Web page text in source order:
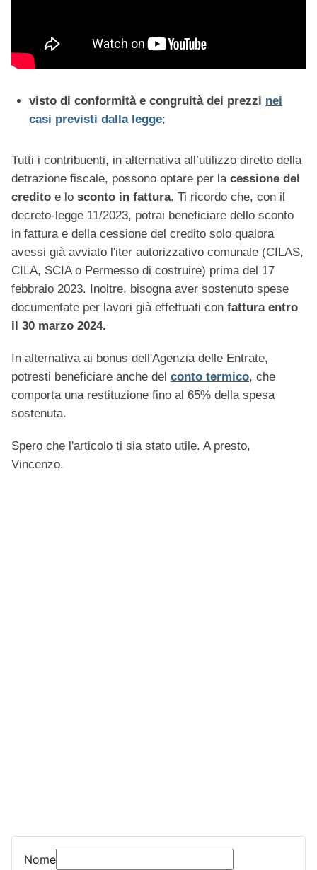
visto di conformità e congruità dei prezzi nei
casi previsti dalla legge;
Tutti i contribuenti, in alternativa all’utilizzo diretto della
detrazione fiscale, possono optare per la cessione del
credito e lo sconto in fattura. Ti ricordo che, con il
decreto-legge 11/2023, potrai beneficiare dello sconto
in fattura e della cessione del credito solo qualora
avessi già avviato l'iter autorizzativo comunale (CILAS,
CILA, SCIA o Permesso di costruire) prima del 17
febbraio 2023. Inoltre, bisogna aver sostenuto spese
documentate per lavori già effettuati con fattura entro
il 30 marzo 2024.
In alternativa ai bonus dell'Agenzia delle Entrate,
potresti beneficiare anche del conto termico, che
comporta una restituzione fino al 65% della spesa
sostenuta.
Spero che l'articolo ti sia stato utile. A presto,
Vincenzo.
Nome